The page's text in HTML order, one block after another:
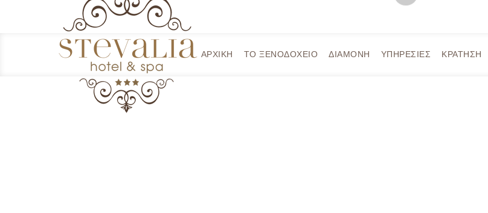
ΑΡΧΙΚΗ ΤΟ ΞΕΝΟΔΟΧΕΙΟ ΔΙΑΜΟΝΗ ΥΠΗΡΕΣΙΕΣ ΚΡΑΤΗΣH